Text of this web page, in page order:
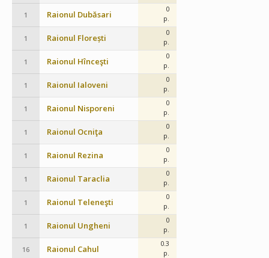
1 Raionul Dubăsari
0
p.
1 Raionul Florești
0
p.
1 Raionul Hînceşti
0
p.
1 Raionul Ialoveni
0
p.
1 Raionul Nisporeni
0
p.
1 Raionul Ocniţa
0
p.
1 Raionul Rezina
0
p.
1 Raionul Taraclia
0
p.
1 Raionul Teleneşti
0
p.
1 Raionul Ungheni
0
p.
16 Raionul Cahul
0.3
p.